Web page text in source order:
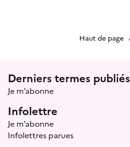
Haut de page
Menu prefooter
Derniers termes publiés
Je m’abonne
Infolettre
Je m’abonne
Infolettres parues